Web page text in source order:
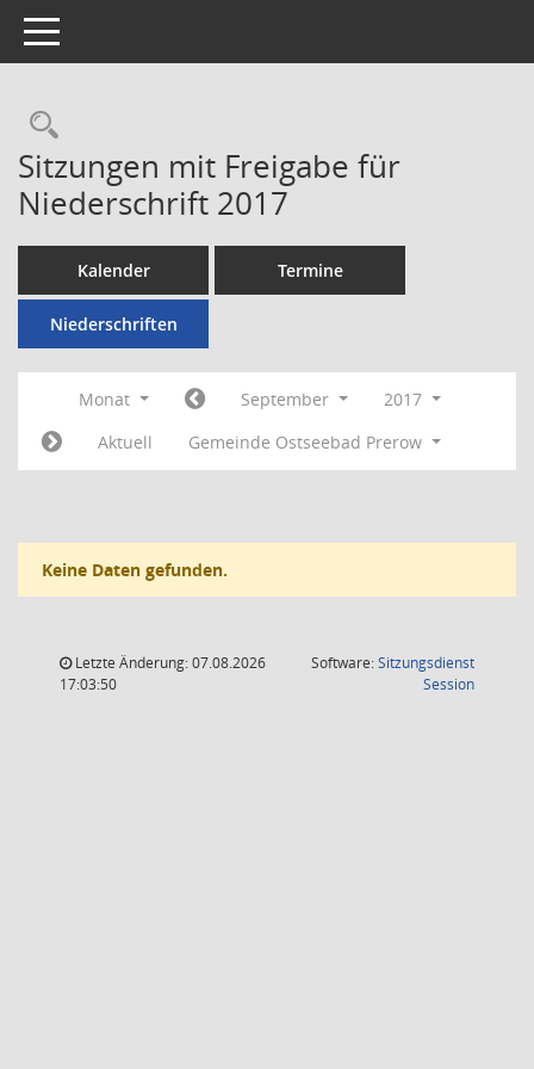
Toggle navigation
Rechercheauswahl
Sitzungen mit Freigabe für
Niederschrift 2017
Kalender Termine
Niederschriften
Monat September
2017
Aktuell
Gemeinde Ostseebad Prerow
Keine Daten gefunden.
Letzte Änderung: 07.08.2026
17:03:50
Software:Sitzungsdienst
Session(Wird in